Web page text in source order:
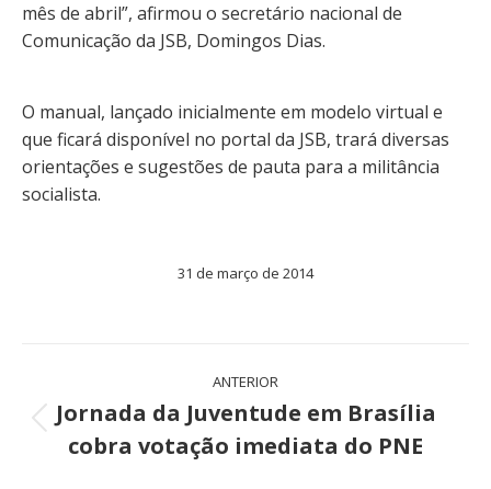
mês de abril”, afirmou o secretário nacional de
Comunicação da JSB, Domingos Dias.
O manual, lançado inicialmente em modelo virtual e
que ficará disponível no portal da JSB, trará diversas
orientações e sugestões de pauta para a militância
socialista.
31 de março de 2014
Navegação
de
post:
ANTERIOR
Post
anterior:
Jornada da Juventude em Brasília
cobra votação imediata do PNE